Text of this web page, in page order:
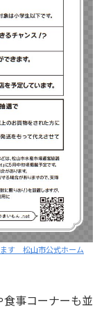
す 松山市公式ホーム
事コーナーも並